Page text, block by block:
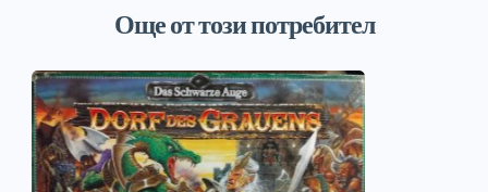
Още от този потребител